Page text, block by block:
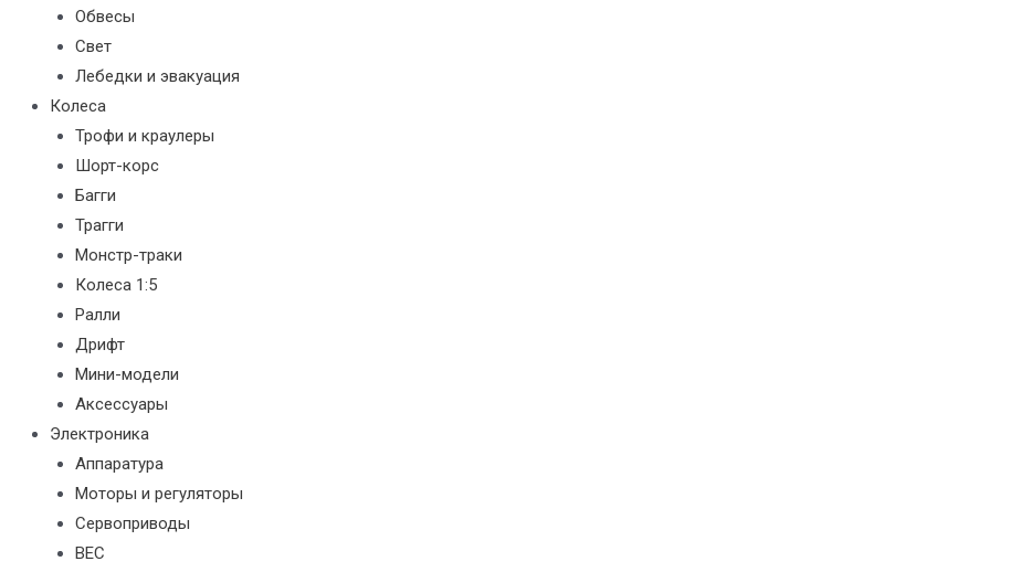
Обвесы
Свет
Лебедки и эвакуация
Колеса
Трофи и краулеры
Шорт-корс
Багги
Трагги
Монстр-траки
Колеса 1:5
Ралли
Дрифт
Мини-модели
Аксессуары
Электроника
Аппаратура
Моторы и регуляторы
Сервоприводы
BEC